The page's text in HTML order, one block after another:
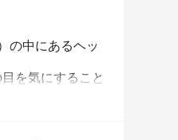
の中にあるヘッ
を気にすること